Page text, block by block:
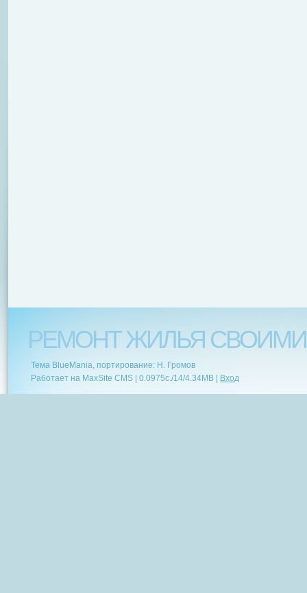
РЕМОНТ ЖИЛЬЯ
Тема BlueMania, портирование: Н. Громов
Работает на MaxSite CMS | 0.0975c./14/4.34MB | Вход